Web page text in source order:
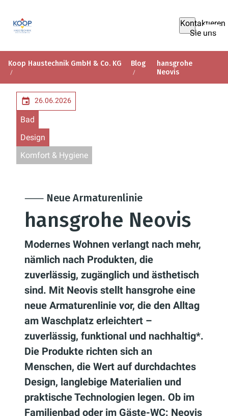
Kontaktieren
Sie uns
Koop Haustechnik GmbH & Co. KG Blog
hansgrohe
Neovis
26.06.2026
Bad
Design
Komfort & Hygiene
⸺ Neue Armaturenlinie
hansgrohe Neovis
Modernes Wohnen verlangt nach mehr,
nämlich nach Produkten, die
zuverlässig, zugänglich und ästhetisch
sind. Mit Neovis stellt hansgrohe eine
neue Armaturenlinie vor, die den Alltag
am Waschplatz erleichtert –
zuverlässig, funktional und nachhaltig*.
Die Produkte richten sich an
Menschen, die Wert auf durchdachtes
Design, langlebige Materialien und
praktische Technologien legen. Ob im
Familienbad oder im Gäste-WC: Neovis